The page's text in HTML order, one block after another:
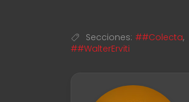
Secciones: ##Colecta,
##WalterErviti